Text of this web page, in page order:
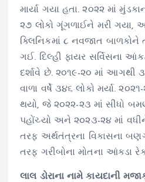
માર્યા ગયા હતા. ૨૦૨૨ માં
૨૭ લોકો ગૂંગળાઈને મરી ગયા,
ક્લિનિકમાં ૮ નવજાત બાળકોને
ગઈ. દિલ્હી ફાયર સર્વિસના
દર્શાવે છે. ૨૦૧૯-૨૦ માં આગથી
વાળા વર્ષે ૩૪૬ લોકો મર્યા.
થયો, જે ૨૦૨૨-૨૩ માં સીધો
પહોંચ્યો અને ૨૦૨૩-૨૪ માં
તરફ અર્થતંત્રના વિકાસના
તરફ ગરીબોના મોતના આંકડા
લાલ ડોરાના નામે કાયદાની